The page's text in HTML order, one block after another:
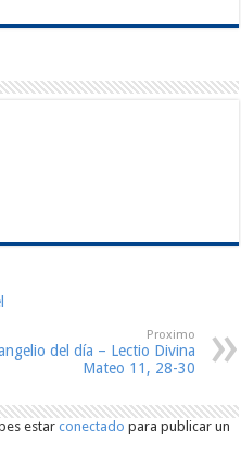
Proximo
del día – Lectio Divina
Mateo 11, 28-30
estarconectado para publicar un